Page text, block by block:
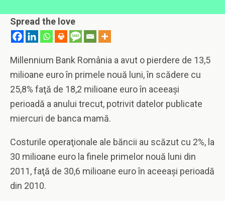
Spread the love
Millennium Bank România a avut o pierdere de 13,5
milioane euro în primele nouă luni, în scădere cu
25,8% faţă de 18,2 milioane euro în aceeaşi
perioadă a anului trecut, potrivit datelor publicate
miercuri de banca mamă.
Costurile operaţionale ale băncii au scăzut cu 2%, la
30 milioane euro la finele primelor nouă luni din
2011, faţă de 30,6 milioane euro în aceeaşi perioadă
din 2010.